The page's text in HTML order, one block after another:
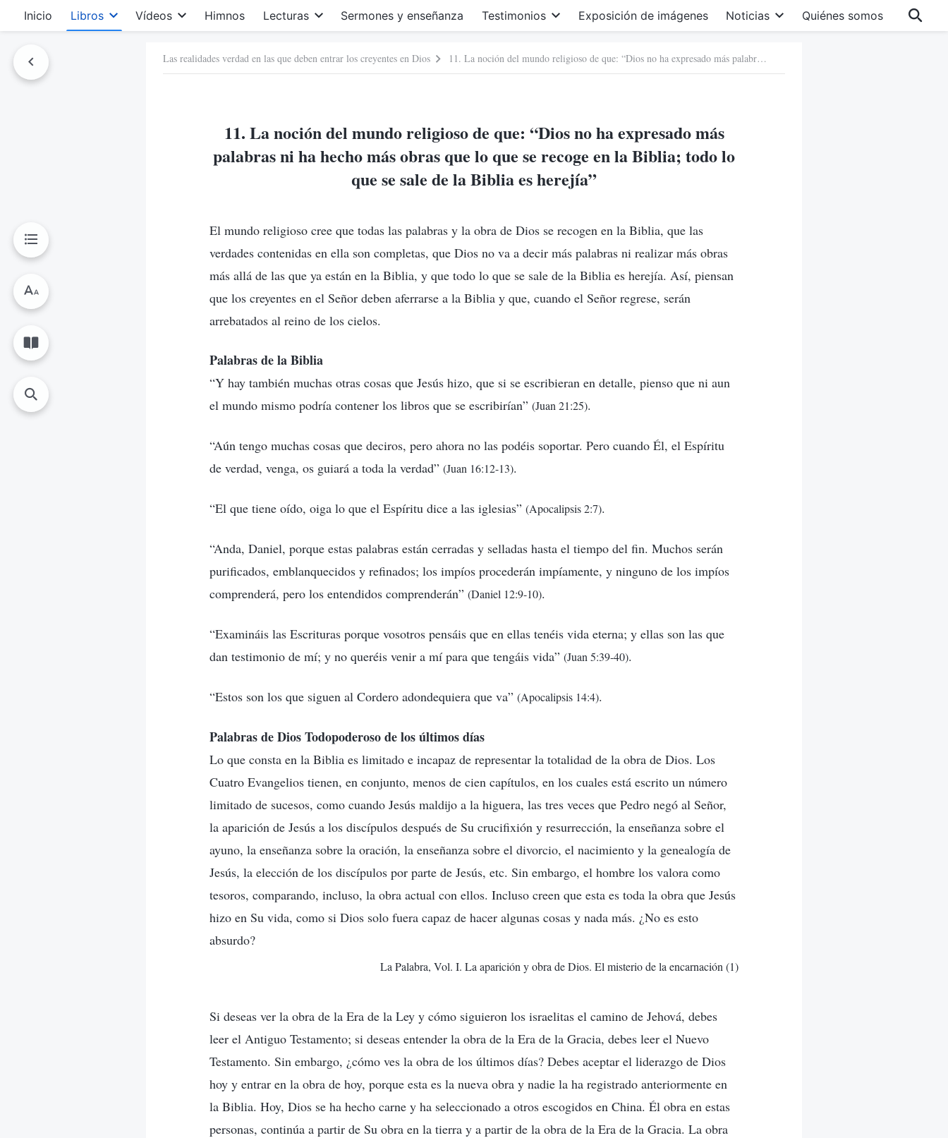
Inicio Libros Vídeos Himnos Lecturas Sermones y enseñanza Testimonios Exposición de imágenes Noticias Quiénes somos
Las realidades verdad en las que deben entrar los creyentes en Dios 11. La noción del mundo religioso de que: “Dios no ha expresado más palabras ni ha hecho más obras que lo que se recoge en la Biblia; todo lo que se sale de la Biblia es herejía”
11. La noción del mundo religioso de que: “Dios no ha expresado más
palabras ni ha hecho más obras que lo que se recoge en la Biblia; todo lo
que se sale de la Biblia es herejía”
El mundo religioso cree que todas las palabras y la obra de Dios se recogen en la Biblia, que las
verdades contenidas en ella son completas, que Dios no va a decir más palabras ni realizar más obras
más allá de las que ya están en la Biblia, y que todo lo que se sale de la Biblia es herejía. Así, piensan
que los creyentes en el Señor deben aferrarse a la Biblia y que, cuando el Señor regrese, serán
arrebatados al reino de los cielos.
Palabras de la Biblia
“Y hay también muchas otras cosas que Jesús hizo, que si se escribieran en detalle, pienso que ni aun
el mundo mismo podría contener los libros que se escribirían” (Juan 21:25).
“Aún tengo muchas cosas que deciros, pero ahora no las podéis soportar. Pero cuando Él, el Espíritu
de verdad, venga, os guiará a toda la verdad” (Juan 16:12-13).
“El que tiene oído, oiga lo que el Espíritu dice a las iglesias” (Apocalipsis 2:7).
“Anda, Daniel, porque estas palabras están cerradas y selladas hasta el tiempo del fin. Muchos serán
purificados, emblanquecidos y refinados; los impíos procederán impíamente, y ninguno de los impíos
comprenderá, pero los entendidos comprenderán” (Daniel 12:9-10).
“Examináis las Escrituras porque vosotros pensáis que en ellas tenéis vida eterna; y ellas son las que
dan testimonio de mí; y no queréis venir a mí para que tengáis vida” (Juan 5:39-40).
“Estos son los que siguen al Cordero adondequiera que va” (Apocalipsis 14:4).
Palabras de Dios Todopoderoso de los últimos días
Lo que consta en la Biblia es limitado e incapaz de representar la totalidad de la obra de Dios. Los
Cuatro Evangelios tienen, en conjunto, menos de cien capítulos, en los cuales está escrito un número
limitado de sucesos, como cuando Jesús maldijo a la higuera, las tres veces que Pedro negó al Señor,
la aparición de Jesús a los discípulos después de Su crucifixión y resurrección, la enseñanza sobre el
ayuno, la enseñanza sobre la oración, la enseñanza sobre el divorcio, el nacimiento y la genealogía de
Jesús, la elección de los discípulos por parte de Jesús, etc. Sin embargo, el hombre los valora como
tesoros, comparando, incluso, la obra actual con ellos. Incluso creen que esta es toda la obra que Jesús
hizo en Su vida, como si Dios solo fuera capaz de hacer algunas cosas y nada más. ¿No es esto
absurdo?
La Palabra, Vol. I. La aparición y obra de Dios. El misterio de la encarnación (1)
Si deseas ver la obra de la Era de la Ley y cómo siguieron los israelitas el camino de Jehová, debes
leer el Antiguo Testamento; si deseas entender la obra de la Era de la Gracia, debes leer el Nuevo
Testamento. Sin embargo, ¿cómo ves la obra de los últimos días? Debes aceptar el liderazgo de Dios
hoy y entrar en la obra de hoy, porque esta es la nueva obra y nadie la ha registrado anteriormente en
la Biblia. Hoy, Dios se ha hecho carne y ha seleccionado a otros escogidos en China. Él obra en estas
personas, continúa a partir de Su obra en la tierra y a partir de la obra de la Era de la Gracia. La obra